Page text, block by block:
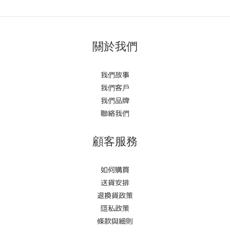
關於我們
我們故事
我們客戶
我們品牌
聯絡我們
顧客服務
如何購買
送貨安排
退換貨政策
隱私政策
條款與細則